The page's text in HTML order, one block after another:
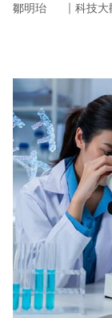
鄒明珆 ｜ 科技大